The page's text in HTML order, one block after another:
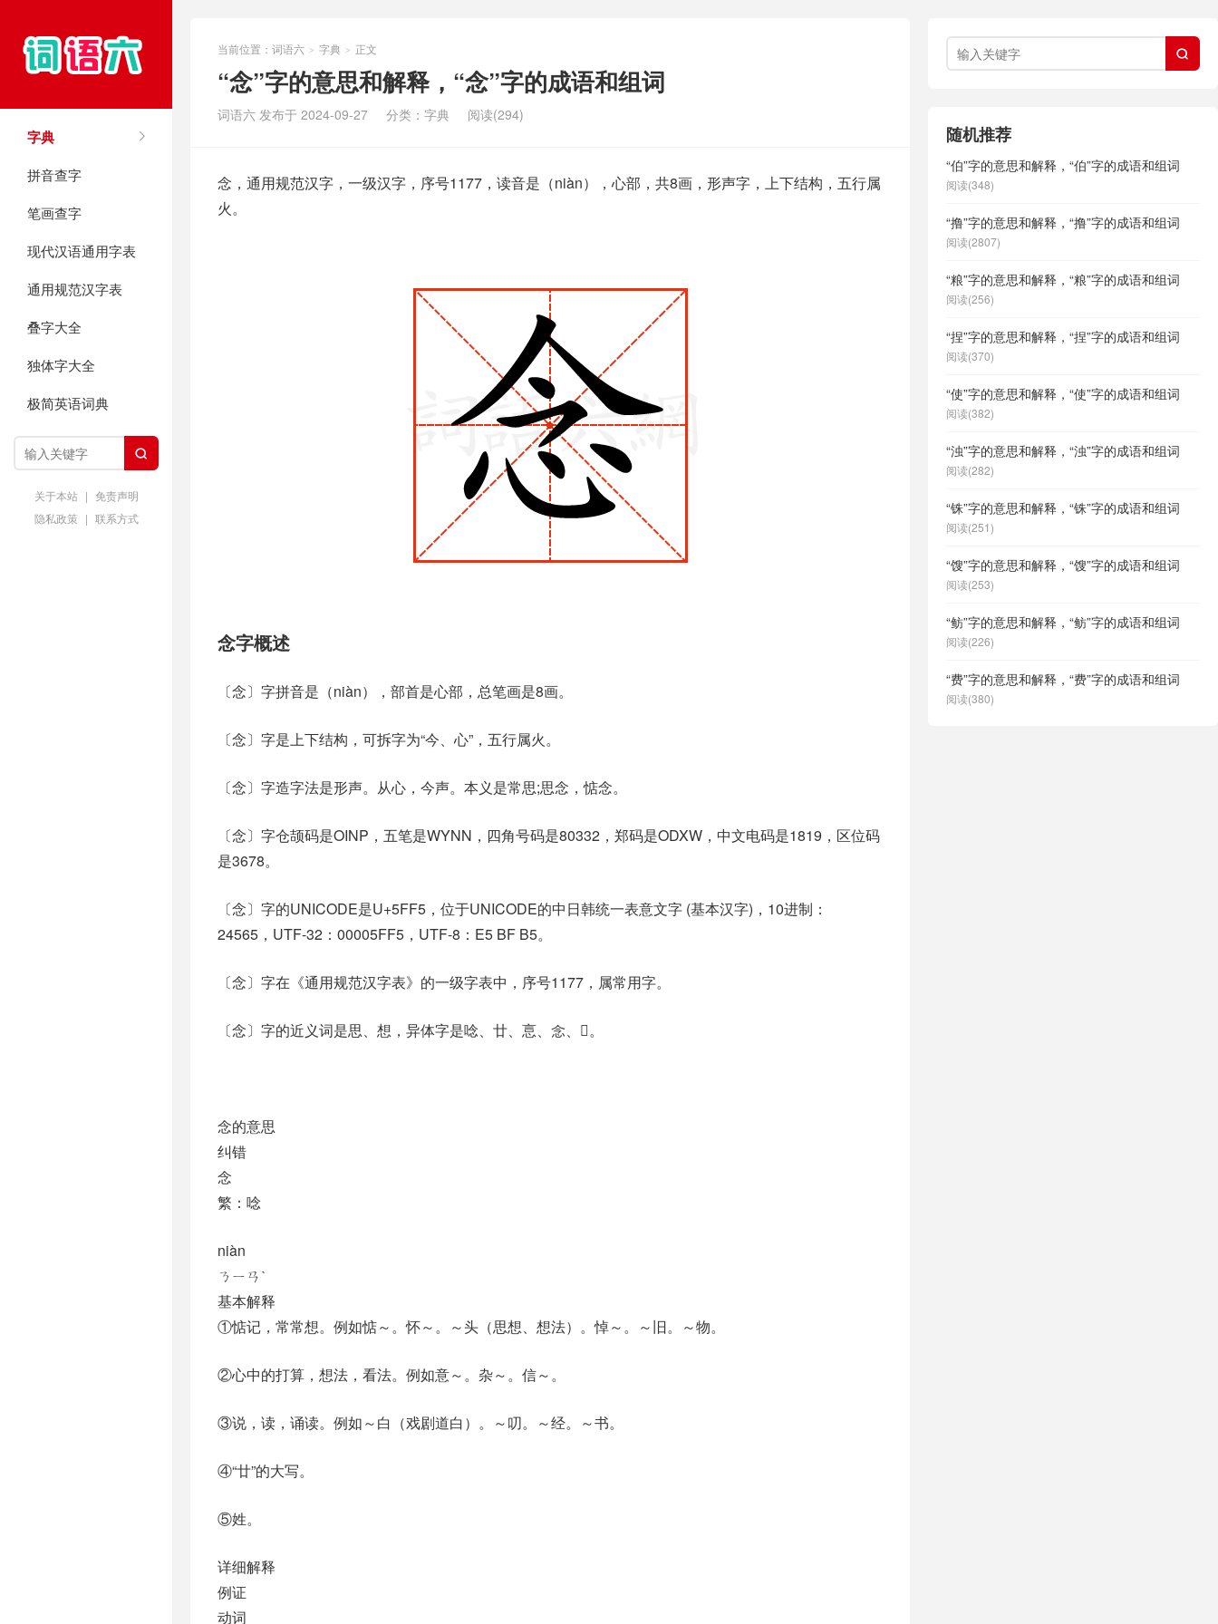
字典
拼音查字
笔画查字
现代汉语通用字表
通用规范汉字表
叠字大全
独体字大全
极简英语词典

关于本站 | 免责声明
隐私政策 | 联系方式
当前位置： 词语六 > 字典 > 正文
“念”字的意思和解释，“念”字的成语和组词
词语六 发布于 2024-09-27 分类： 字典 阅读(294)
念，通用规范汉字，一级汉字，序号1177，读音是（niàn），心部，共8画，形声字，上下结构，五行属
火。
念字概述
〔念〕字拼音是（niàn），部首是心部，总笔画是8画。
〔念〕字是上下结构，可拆字为“今、心”，五行属火。
〔念〕字造字法是形声。从心，今声。本义是常思;思念，惦念。
〔念〕字仓颉码是OINP，五笔是WYNN，四角号码是80332，郑码是ODXW，中文电码是1819，区位码
是3678。
〔念〕字的UNICODE是U+5FF5，位于UNICODE的中日韩统一表意文字 (基本汉字)，10进制：
24565，UTF-32：00005FF5，UTF-8：E5 BF B5。
〔念〕字在《通用规范汉字表》的一级字表中，序号1177，属常用字。
〔念〕字的近义词是思、想，异体字是唸、廿、悥、念、𢗁。
念的意思
纠错
念
繁：唸
niàn
ㄋㄧㄢˋ
基本解释
①惦记，常常想。例如惦～。怀～。～头（思想、想法）。悼～。～旧。～物。
②心中的打算，想法，看法。例如意～。杂～。信～。
③说，读，诵读。例如～白（戏剧道白）。～叨。～经。～书。
④“廿”的大写。
⑤姓。
详细解释
例证
动词

随机推荐
“伯”字的意思和解释，“伯”字的成语和组词
阅读(348)
“撸”字的意思和解释，“撸”字的成语和组词
阅读(2807)
“粮”字的意思和解释，“粮”字的成语和组词
阅读(256)
“捏”字的意思和解释，“捏”字的成语和组词
阅读(370)
“使”字的意思和解释，“使”字的成语和组词
阅读(382)
“浊”字的意思和解释，“浊”字的成语和组词
阅读(282)
“铢”字的意思和解释，“铢”字的成语和组词
阅读(251)
“馊”字的意思和解释，“馊”字的成语和组词
阅读(253)
“鲂”字的意思和解释，“鲂”字的成语和组词
阅读(226)
“费”字的意思和解释，“费”字的成语和组词
阅读(380)